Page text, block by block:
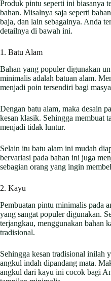
Produk pintu seperti ini biasanya
bahan. Misalnya saja seperti
baja, dan lain sebagainya. Anda
detailnya di bawah ini.
1. Batu Alam
Bahan yang populer digunakan
minimalis adalah batuan alam.
menjadi poin tersendiri bagi
Dengan batu alam, maka desain
kesan klasik. Sehingga membuat
menjadi tidak luntur.
Selain itu batu alam ini mudah
bervariasi pada bahan ini juga
sebagian orang yang ingin
2. Kayu
Pembuatan pintu minimalis pada
yang sangat populer digunakan.
terjangkau, menggunakan bahan
tradisional.
Sehingga kesan tradisional inilah
angkul indah dipandang mata.
angkul dari kayu ini cocok bagi